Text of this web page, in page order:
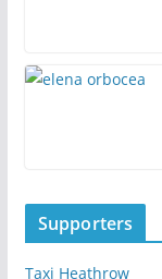
Supporters
Taxi Heathrow